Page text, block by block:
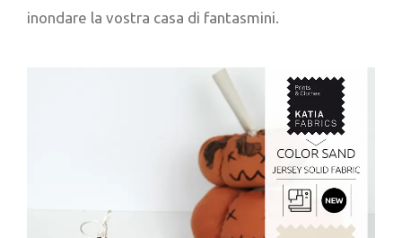
inondare la vostra casa di fantasmini.